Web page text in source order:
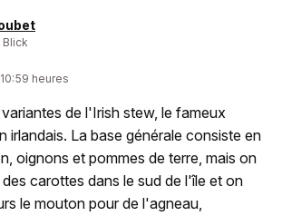
heures
de l'Irish stew, le fameux
irlandais. La base générale consiste en
oignons et pommes de terre, mais on
carottes dans le sud de l'île et on
le mouton pour de l'agneau,